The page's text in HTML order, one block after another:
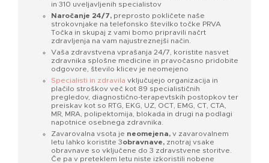
in 310 uveljavljenih specialistov
Naročanje 24/7, preprosto pokličete naše
strokovnjake na telefonsko številko točke PRVA
Točka in skupaj z vami bomo pripravili načrt
zdravljenja na vam najustreznejši način.
Vaša zdravstvena vprašanja 24/7, koristite nasvet
zdravnika splošne medicine in pravočasno pridobite
odgovore, število klicev je neomejeno
Specialisti in zdravila vključujejo organizacija in
plačilo stroškov več kot 89 specialističnih
pregledov, diagnostično-terapevtskih postopkov ter
preiskav kot so RTG, EKG, UZ, OCT, EMG, CT, CTA,
MR, MRA, polipektomija, blokada in drugi na podlagi
napotnice osebnega zdravnika.
Zavarovalna vsota je neomejena, v zavarovalnem
letu lahko koristite 3obravnave, znotraj vsake
obravnave so vključene do 3 zdravstvene storitve.
Če pa v preteklem letu niste izkoristili nobene